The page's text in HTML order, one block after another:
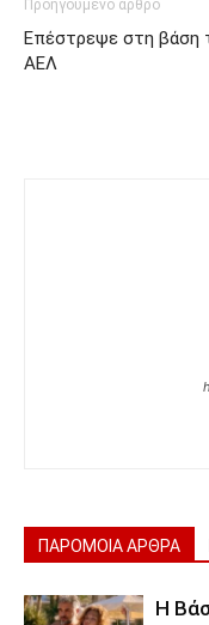
Προηγούμενο άρθρο
Επέστρεψε στη βάση
ΑΕΛ
ΠΑΡΟΜΟΙΑ ΑΡΘΡΑ
Η